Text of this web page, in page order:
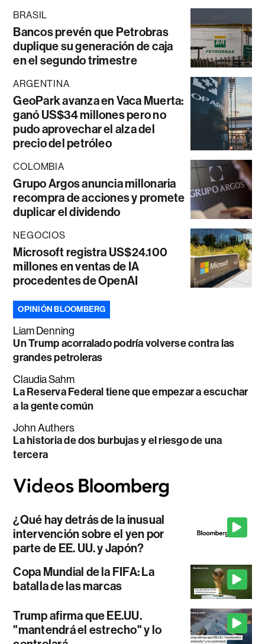
BRASIL
Bancos prevén que Petrobras
duplique su generación de caja
en el segundo trimestre
ARGENTINA
GeoPark avanza en Vaca Muerta:
ganó US$34 millones pero no
pudo aprovechar el alza del
precio del petróleo
COLOMBIA
Grupo Argos anuncia millonaria
recompra de acciones y promete
duplicar el dividendo
NEGOCIOS
Microsoft registra US$24.100
millones en ventas de IA
procedentes de OpenAI
OPINIÓN BLOOMBERG
Liam Denning
Un Trump acorralado podría volverse contra las
grandes petroleras
Claudia Sahm
La Reserva Federal tiene que empezar a escuchar
a la gente común
John Authers
La historia de dos burbujas y el riesgo de una
tercera
¿Qué hay detrás de la inusual
intervención sobre el yen por
parte de EE. UU. y Japón?
Copa Mundial de la FIFA: La
batalla de las marcas
Trump afirma que EE.UU.
"mantendrá el estrecho" y lo